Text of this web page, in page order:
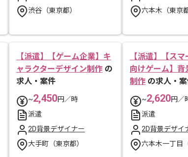
渋谷（東京都）
六本木（東京都
【派遣】【ゲーム企業】キ
ャラクターデザイン制作 の
求人・案件
~2,450円／時
派遣
2D背景デザイナー
大手町（東京都）
【派遣】【ス
向けゲーム】背
制作 の求人・
~2,620円／
派遣
2D背景デザイ
六本木一丁目